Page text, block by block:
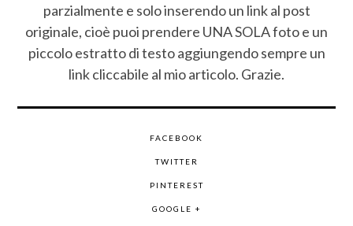
parzialmente e solo inserendo un link al post
originale, cioè puoi prendere UNA SOLA foto e un
piccolo estratto di testo aggiungendo sempre un
link cliccabile al mio articolo. Grazie.
FACEBOOK
TWITTER
PINTEREST
GOOGLE +